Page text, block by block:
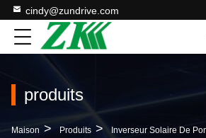
cindy@zundrive.com
produits
Maison > Produits > Inverseur Solaire De Pompe De